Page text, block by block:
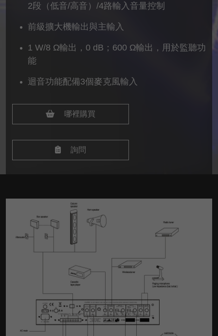
2段（低音/高音）/4路輸入音量控制
前級擴大機輸出與主輸入
1 W/8 Ω輸出，0 dB；600 Ω輸出，用於監聽功
能
迴音功能配備3個麥克風輸入
哪裡購買
詢問